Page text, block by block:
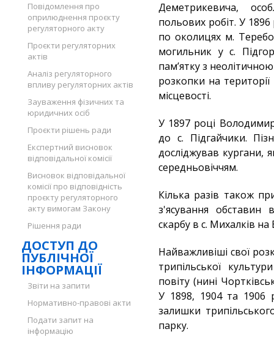
Повідомлення про
оприлюднення проєкту
регуляторного акту
Проєкти регуляторних
актів
Аналіз регуляторного
впливу регуляторних актів
Зауваження фізичних та
юридичних осіб
Проєкти рішень ради
Експертний висновок
відповідальної комісії
Висновок відповідальної
комісії про відповідність
проєкту регуляторного
акту вимогам Закону
Рішення ради
ДОСТУП ДО
ПУБЛІЧНОЇ
ІНФОРМАЦІЇ
Звіти на запити
Нормативно-правові акти
Подати запит на
інформацію
Деметрикевича,
польових робіт. У
по околицях м.
могильник у с.
пам’ятку з
розкопки на
місцевості.
У 1897 році
до с. Підгайчики.
досліджував кургани,
середньовіччям.
Кілька разів також
з'ясування обставин
скарбу в с. Михалків
Найважливіші свої
трипільської
повіту (нині
У 1898, 1904 та 1906
залишки
парку.